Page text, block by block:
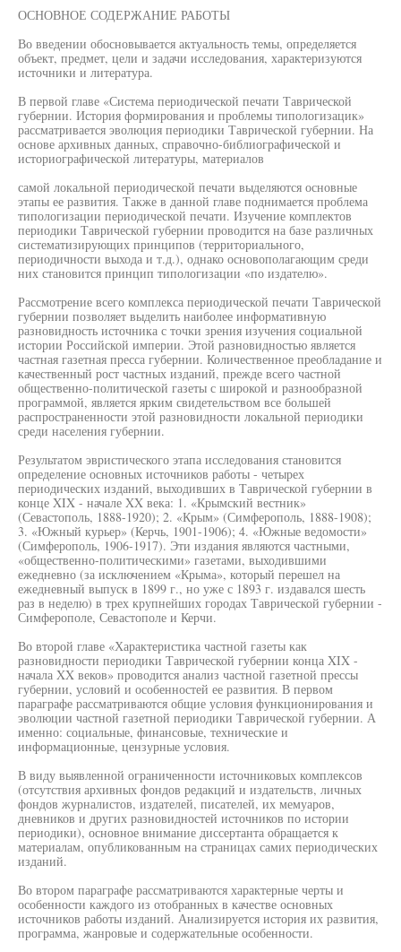
ОСНОВНОЕ СОДЕРЖАНИЕ РАБОТЫ
Во введении обосновывается актуальность темы, определяется
объект, предмет, цели и задачи исследования, характеризуются
источники и литература.
В первой главе «Система периодической печати Таврической
губернии. История формирования и проблемы типологизацик»
рассматривается эволюция периодики Таврической губернии. На
основе архивных данных, справочно-библиографической и
историографической литературы, материалов
самой локальной периодической печати выделяются основные
этапы ее развития. Также в данной главе поднимается проблема
типологизации периодической печати. Изучение комплектов
периодики Таврической губернии проводится на базе различных
систематизирующих принципов (территориального,
периодичности выхода и т.д.), однако основополагающим среди
них становится принцип типологизации «по издателю».
Рассмотрение всего комплекса периодической печати Таврической
губернии позволяет выделить наиболее информативную
разновидность источника с точки зрения изучения социальной
истории Российской империи. Этой разновидностью является
частная газетная пресса губернии. Количественное преобладание и
качественный рост частных изданий, прежде всего частной
общественно-политической газеты с широкой и разнообразной
программой, является ярким свидетельством все большей
распространенности этой разновидности локальной периодики
среди населения губернии.
Результатом эвристического этапа исследования становится
определение основных источников работы - четырех
периодических изданий, выходивших в Таврической губернии в
конце XIX - начале XX века: 1. «Крымский вестник»
(Севастополь, 1888-1920); 2. «Крым» (Симферополь, 1888-1908);
3. «Южный курьер» (Керчь, 1901-1906); 4. «Южные ведомости»
(Симферополь, 1906-1917). Эти издания являются частными,
«общественно-политическими» газетами, выходившими
ежедневно (за исключением «Крыма», который перешел на
ежедневный выпуск в 1899 г., но уже с 1893 г. издавался шесть
раз в неделю) в трех крупнейших городах Таврической губернии -
Симферополе, Севастополе и Керчи.
Во второй главе «Характеристика частной газеты как
разновидности периодики Таврической губернии конца XIX -
начала XX веков» проводится анализ частной газетной прессы
губернии, условий и особенностей ее развития. В первом
параграфе рассматриваются общие условия функционирования и
эволюции частной газетной периодики Таврической губернии. А
именно: социальные, финансовые, технические и
информационные, цензурные условия.
В виду выявленной ограниченности источниковых комплексов
(отсутствия архивных фондов редакций и издательств, личных
фондов журналистов, издателей, писателей, их мемуаров,
дневников и других разновидностей источников по истории
периодики), основное внимание диссертанта обращается к
материалам, опубликованным на страницах самих периодических
изданий.
Во втором параграфе рассматриваются характерные черты и
особенности каждого из отобранных в качестве основных
источников работы изданий. Анализируется история их развития,
программа, жанровые и содержательные особенности.